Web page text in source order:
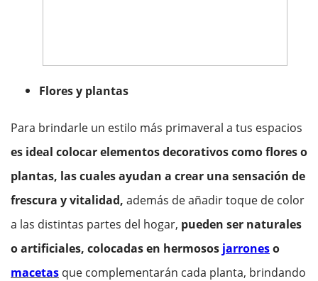
Flores y plantas
Para brindarle un estilo más primaveral a tus espacios
es ideal colocar elementos decorativos como flores o
plantas, las cuales ayudan a crear una sensación de
frescura y vitalidad, además de añadir toque de color
a las distintas partes del hogar, pueden ser naturales
o artificiales, colocadas en hermosos jarroneso
macetas que complementarán cada planta, brindando